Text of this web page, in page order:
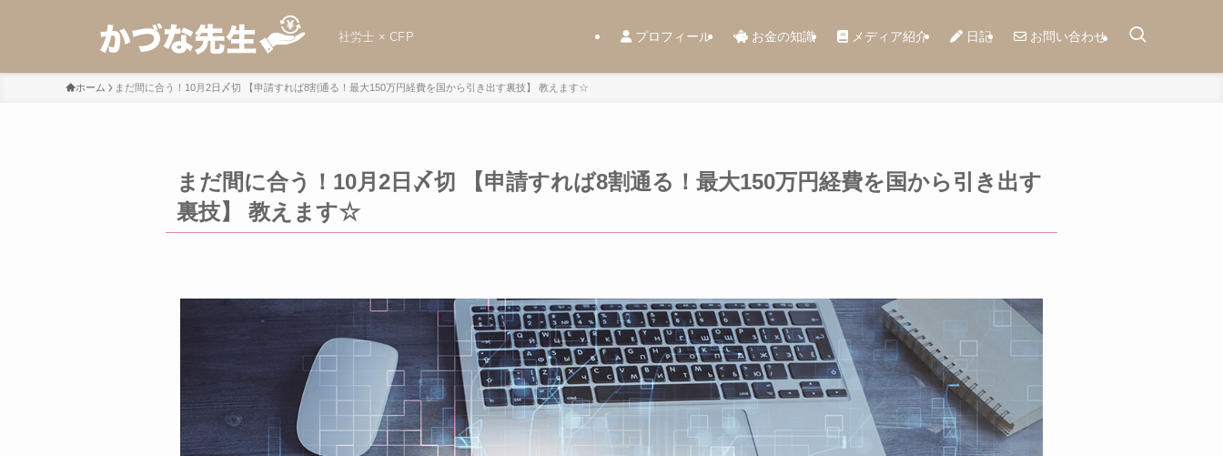
社労士 × CFP プロフィール お金の知識 メディア紹介 日記 お問い合わせ
ホーム まだ間に合う！10月2日〆切 【申請すれば8割通る！最大150万円経費を国から引き出す裏技】 教えます☆
まだ間に合う！10月2日〆切 【申請すれば8割通る！最大150万円経費を国から引き出す
裏技】 教えます☆